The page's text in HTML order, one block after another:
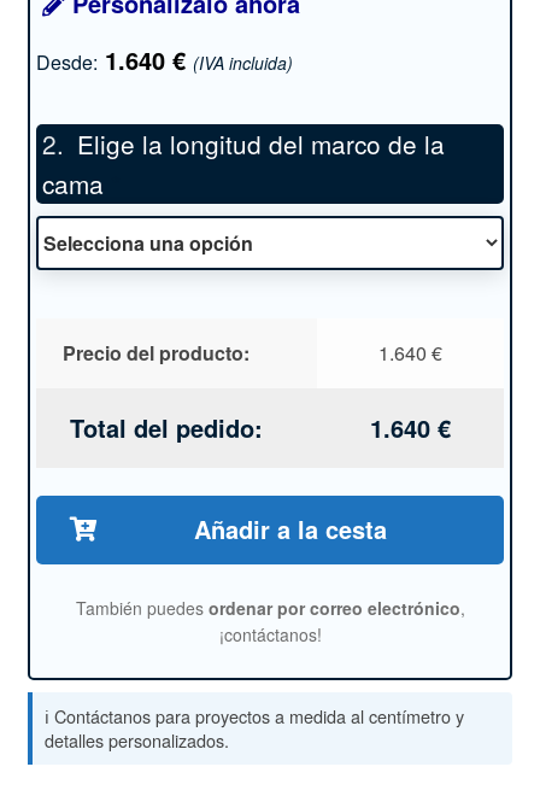
Desde: 1.640 € (IVA incluida)
Elige la longitud del marco de la
cama
Precio del producto: 1.640 €
Total del pedido: 1.640 €
Añadir a la cesta
También puedes ordenar por correo electrónico,
¡contáctanos!
ℹ️ Contáctanos para proyectos a medida al centímetro y
detalles personalizados.